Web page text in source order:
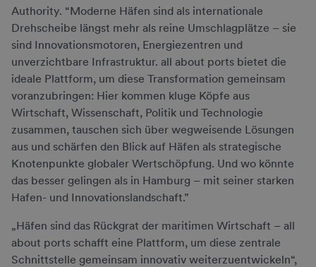
Authority. “Moderne Häfen sind als internationale
Drehscheibe längst mehr als reine Umschlagplätze – sie
sind Innovationsmotoren, Energiezentren und
unverzichtbare Infrastruktur. all about ports bietet die
ideale Plattform, um diese Transformation gemeinsam
voranzubringen: Hier kommen kluge Köpfe aus
Wirtschaft, Wissenschaft, Politik und Technologie
zusammen, tauschen sich über wegweisende Lösungen
aus und schärfen den Blick auf Häfen als strategische
Knotenpunkte globaler Wertschöpfung. Und wo könnte
das besser gelingen als in Hamburg – mit seiner starken
Hafen- und Innovationslandschaft.”
„Häfen sind das Rückgrat der maritimen Wirtschaft – all
about ports schafft eine Plattform, um diese zentrale
Schnittstelle gemeinsam innovativ weiterzuentwickeln“,